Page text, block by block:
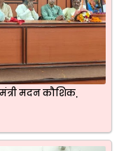
मदन कौशिक,